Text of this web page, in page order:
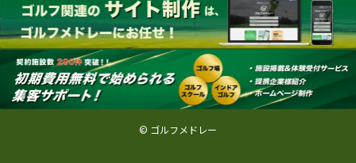
© ゴルフメドレー